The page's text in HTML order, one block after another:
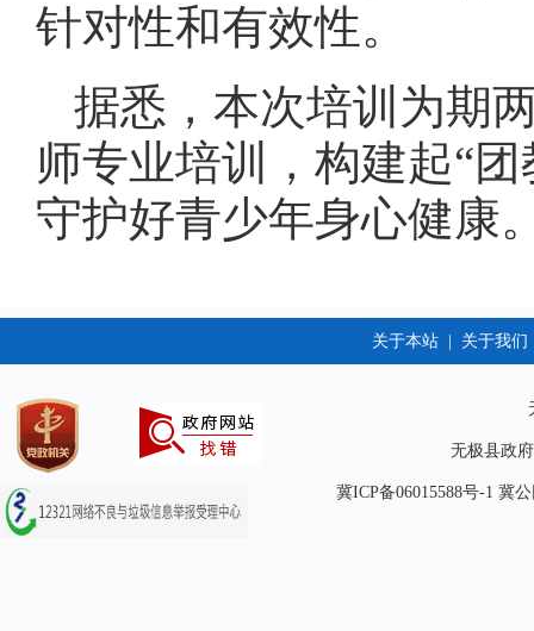
针对性和有效性。
据悉，本次培训为期
师专业培训，构建起“
守护好青少年身心健康